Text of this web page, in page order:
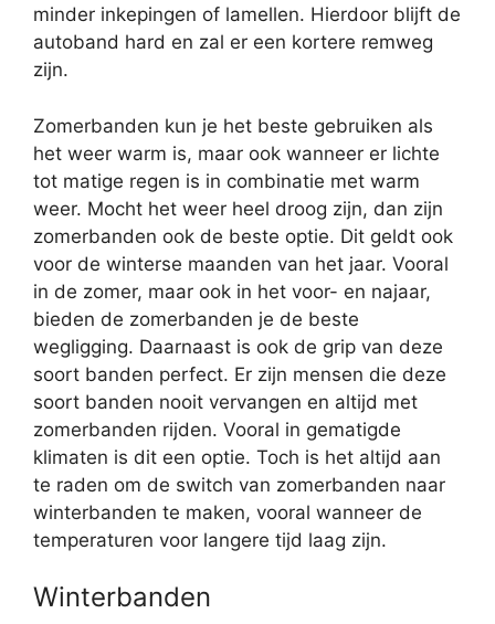
minder inkepingen of lamellen. Hierdoor blijft de
autoband hard en zal er een kortere remweg
zijn.
Zomerbanden kun je het beste gebruiken als
het weer warm is, maar ook wanneer er lichte
tot matige regen is in combinatie met warm
weer. Mocht het weer heel droog zijn, dan zijn
zomerbanden ook de beste optie. Dit geldt ook
voor de winterse maanden van het jaar. Vooral
in de zomer, maar ook in het voor- en najaar,
bieden de zomerbanden je de beste
wegligging. Daarnaast is ook de grip van deze
soort banden perfect. Er zijn mensen die deze
soort banden nooit vervangen en altijd met
zomerbanden rijden. Vooral in gematigde
klimaten is dit een optie. Toch is het altijd aan
te raden om de switch van zomerbanden naar
winterbanden te maken, vooral wanneer de
temperaturen voor langere tijd laag zijn.
Winterbanden